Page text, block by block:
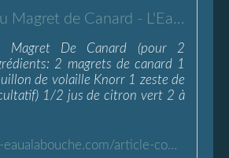
Couscous au Magret de Canard - L'Eau à la Bouche
Magret De Canard (pour 2
2 magrets de canard 1
de volaille Knorr 1 zeste de
1/2 jus de citron vert 2 à
http://www.l-eaualabouche.com/article-couscous-au-magret-de-canard-121111113.html